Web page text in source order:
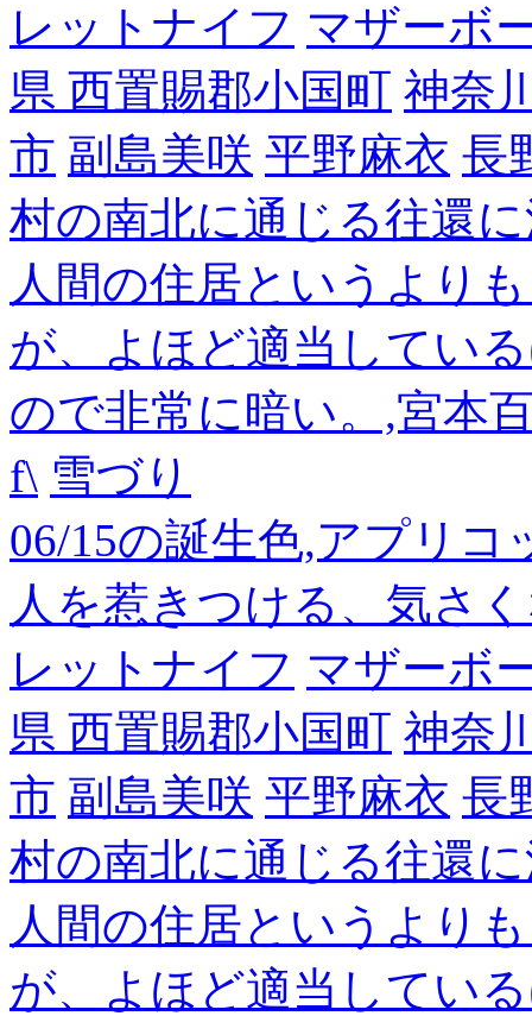
レットナイフ マザーボ
県 西置賜郡小国町 神奈
市 副島美咲 平野麻衣 長
村の南北に通じる往還
人間の住居というより
が、よほど適当してい
ので非常に暗い。,宮本
f\ 雪づり
06/15の誕生色,アプリ
人を惹きつける、気さ
レットナイフ マザーボ
県 西置賜郡小国町 神奈
市 副島美咲 平野麻衣 長
村の南北に通じる往還
人間の住居というより
が、よほど適当してい